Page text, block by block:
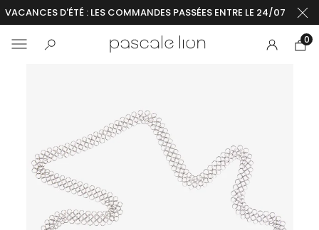
VACANCES D'ÉTÉ : LES COMMANDES PASSÉES ENTRE LE 24/07 ET
0